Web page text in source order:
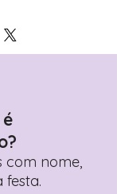
com nome,
festa.